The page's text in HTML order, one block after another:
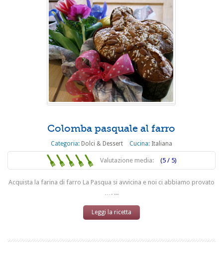
Colomba pasquale al farro
Categoria: Dolci & Dessert Cucina: Italiana
Valutazione media: (5 / 5)
Acquista la farina di farro La Pasqua si avvicina e noi ci abbiamo provato
…. ...
Leggi la ricetta